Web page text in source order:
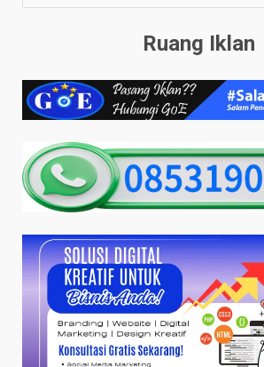
Ruang Iklan